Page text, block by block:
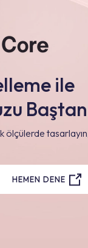
ile
ölçülerde
HEMEN DENE